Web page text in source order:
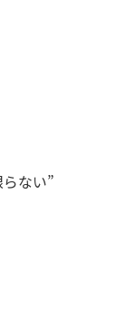
ない”